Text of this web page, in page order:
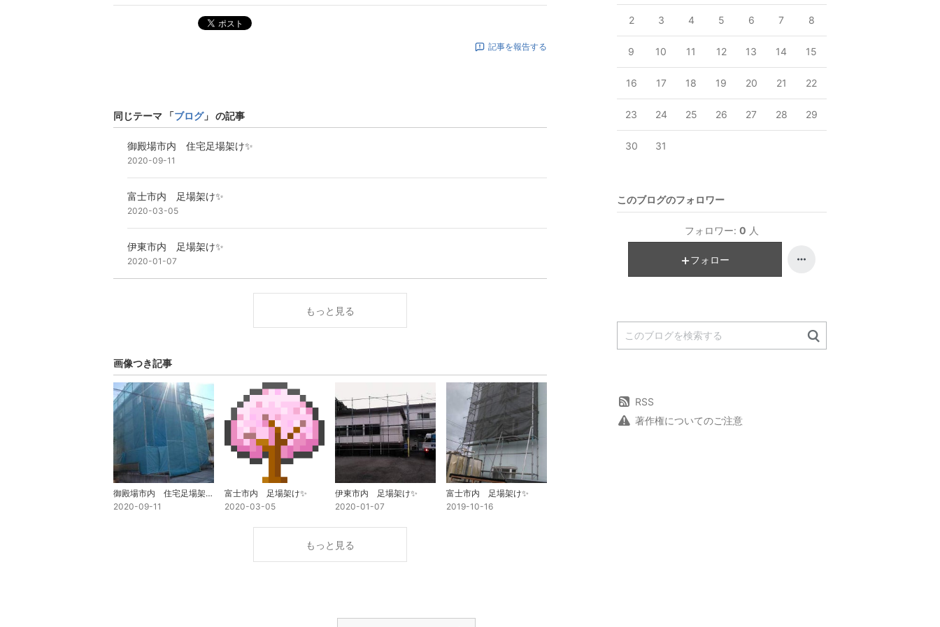
ポスト
記事を報告する
同じテーマ 「ブログ」 の記事
御殿場市内 住宅足場架け✨
2020-09-11
富士市内 足場架け✨
2020-03-05
伊東市内 足場架け✨
2020-01-07
もっと見る
画像つき記事
御殿場市内 住宅足場架け✨
2020-09-11
富士市内 足場架け✨
2020-03-05
伊東市内 足場架け✨
2020-01-07
富士市内 足場架け✨
2019-10-16
もっと見る
2 3 4 5 6 7 8
9 10 11 12 13 14 15
16 17 18 19 20 21 22
23 24 25 26 27 28 29
30 31
このブログのフォロワー
フォロワー: 0 人
フォロー
RSS
著作権についてのご注意